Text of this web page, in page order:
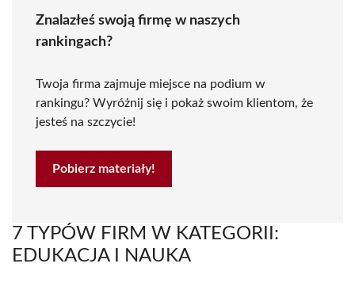
Znalazłeś swoją firmę w naszych
rankingach?
Twoja firma zajmuje miejsce na podium w
rankingu? Wyróżnij się i pokaż swoim klientom, że
jesteś na szczycie!
Pobierz materiały!
7 TYPÓW FIRM W KATEGORII:
EDUKACJA I NAUKA